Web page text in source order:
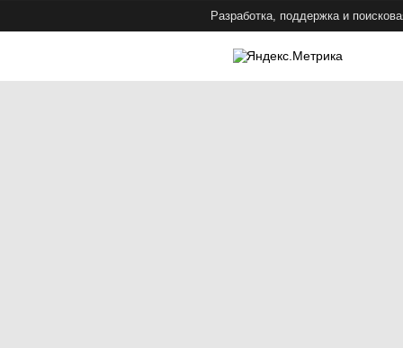
Разработка, поддержка и